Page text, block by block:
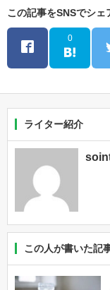
この記事をSNSでシェ
0
ライター紹介
この人が書いた記